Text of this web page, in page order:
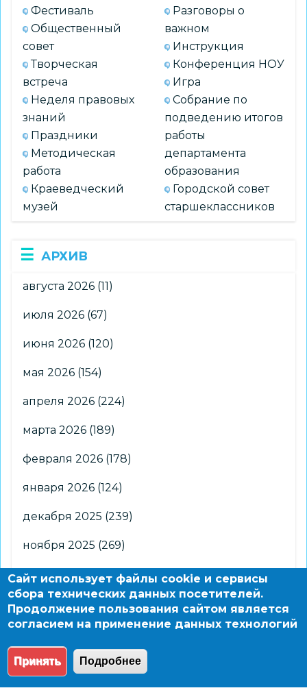
Фестиваль
Общественный
совет
Творческая
встреча
Неделя правовых
знаний
Праздники
Методическая
работа
Краеведческий
музей
Разговоры о
важном
Инструкция
Конференция НОУ
Игра
Собрание по
подведению итогов
работы
департамента
образования
Городской совет
старшеклассников
АРХИВ
августа 2026 (11)
июля 2026 (67)
июня 2026 (120)
мая 2026 (154)
апреля 2026 (224)
марта 2026 (189)
февраля 2026 (178)
января 2026 (124)
декабря 2025 (239)
ноября 2025 (269)
октября 2025(266)
сентября 2025 (176)
августа 2025 (2)
© 2004 - 2026 Новосибирский информационно-
Сайт использует файлы cookie и сервисы
сбора технических данных посетителей.
Продолжение пользования сайтом является
согласием на применение данных технологий
Принять Подробнее